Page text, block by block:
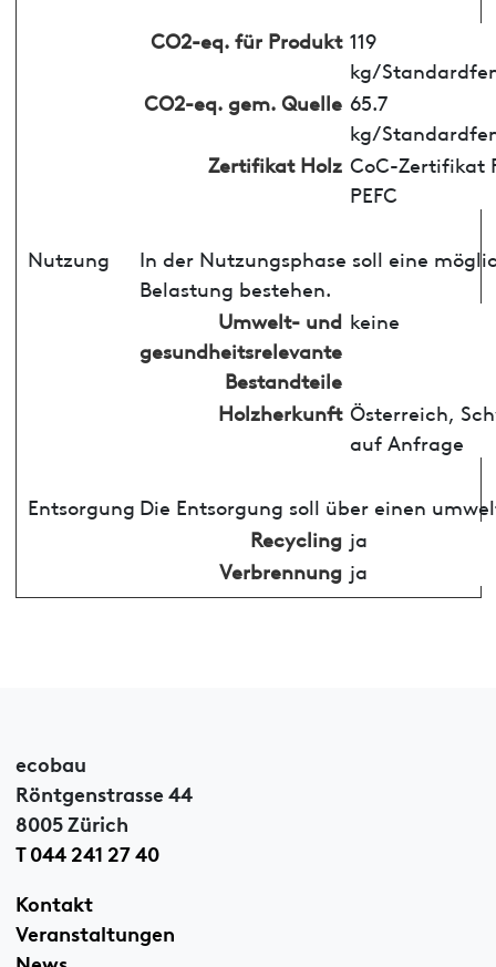
CO2-eq. für Produkt 119
kg/
CO2-eq. gem. Quelle 65.7
kg/
Zertifikat Holz CoC-Zertifikat
PEFC
Nutzung
In der Nutzungsphase soll eine
Belastung bestehen.
Umwelt- und
gesundheitsrelevante
Bestandteile
keine
Holzherkunft Österreich,
auf Anfrage
Entsorgung Die Entsorgung soll über einen
Recycling ja
Verbrennung ja
ecobau
Röntgenstrasse 44
8005 Zürich
T 044 241 27 40
Kontakt
Veranstaltungen
News